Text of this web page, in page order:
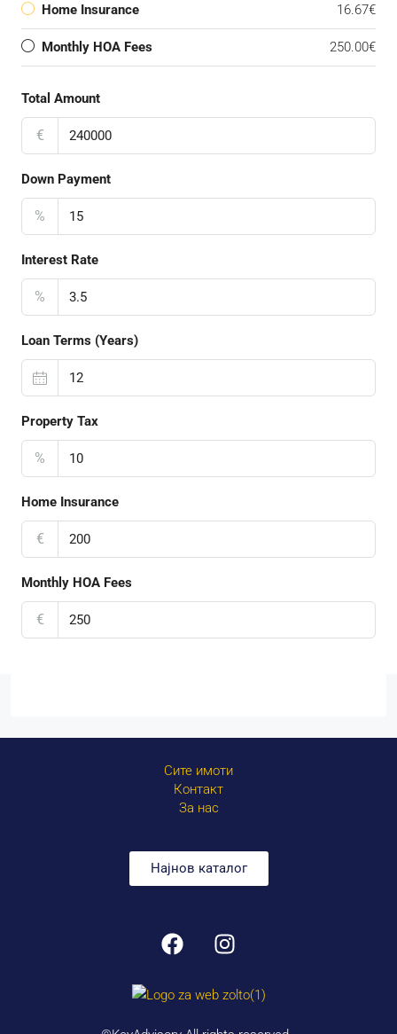
Home Insurance 16.67€
Monthly HOA Fees 250.00€
Total Amount
€
Down Payment
%
Interest Rate
%
Loan Terms (Years)
Property Tax
%
Home Insurance
€
Monthly HOA Fees
€
Сите имоти
Контакт
За нас
Најнов каталог